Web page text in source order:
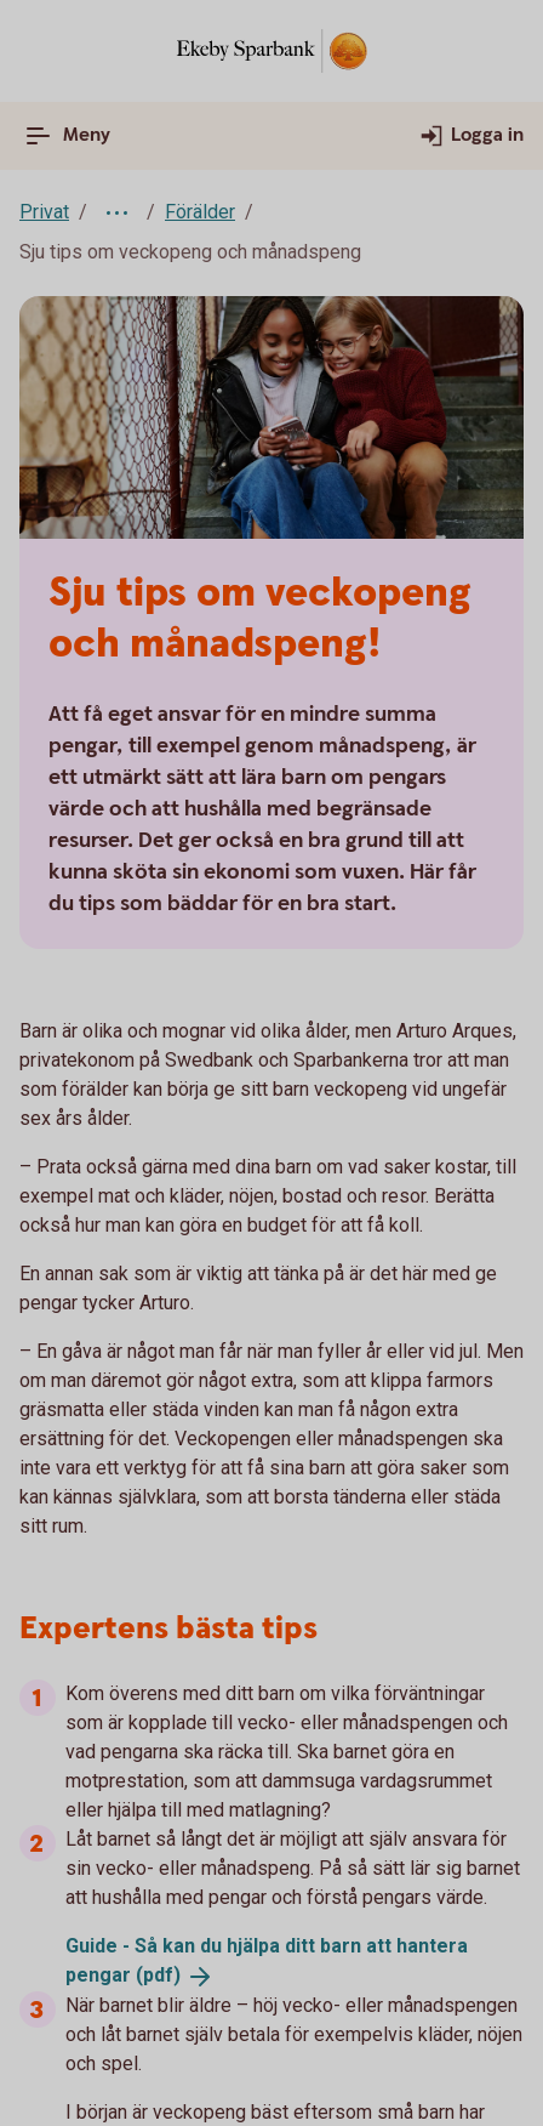
Meny Logga in
Privat
Förälder
Sju tips om veckopeng och månadspeng
Sju tips om veckopeng
och månadspeng!
Att få eget ansvar för en mindre summa
pengar, till exempel genom månadspeng, är
ett utmärkt sätt att lära barn om pengars
värde och att hushålla med begränsade
resurser. Det ger också en bra grund till att
kunna sköta sin ekonomi som vuxen. Här får
du tips som bäddar för en bra start.
Barn är olika och mognar vid olika ålder, men Arturo Arques,
privatekonom på Swedbank och Sparbankerna tror att man
som förälder kan börja ge sitt barn veckopeng vid ungefär
sex års ålder.
– Prata också gärna med dina barn om vad saker kostar, till
exempel mat och kläder, nöjen, bostad och resor. Berätta
också hur man kan göra en budget för att få koll.
En annan sak som är viktig att tänka på är det här med ge
pengar tycker Arturo.
– En gåva är något man får när man fyller år eller vid jul. Men
om man däremot gör något extra, som att klippa farmors
gräsmatta eller städa vinden kan man få någon extra
ersättning för det. Veckopengen eller månadspengen ska
inte vara ett verktyg för att få sina barn att göra saker som
kan kännas självklara, som att borsta tänderna eller städa
sitt rum.
Expertens bästa tips
Kom överens med ditt barn om vilka förväntningar
som är kopplade till vecko- eller månadspengen och
vad pengarna ska räcka till. Ska barnet göra en
motprestation, som att dammsuga vardagsrummet
eller hjälpa till med matlagning?
Låt barnet så långt det är möjligt att själv ansvara för
sin vecko- eller månadspeng. På så sätt lär sig barnet
att hushålla med pengar och förstå pengars värde.
Guide - Så kan du hjälpa ditt barn att hantera
pengar (pdf)
När barnet blir äldre – höj vecko- eller månadspengen
och låt barnet själv betala för exempelvis kläder, nöjen
och spel.
I början är veckopeng bäst eftersom små barn har